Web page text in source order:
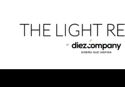
contenido